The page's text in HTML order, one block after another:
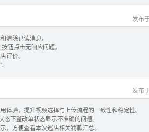
发布
清除已读消息。
钮点击无响应问题。
评价。
发布
体验，提升视频选择与上传流程的一致性和稳定性。
态下整改单状态显示不准确的问题。
，方便查看本次巡店相关罚款汇总。